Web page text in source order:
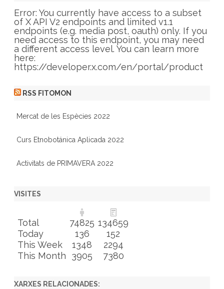
r
i
e
s
Error: You currently have access to a subset
of X API V2 endpoints and limited v1.1
endpoints (e.g. media post, oauth) only. If you
need access to this endpoint, you may need
a different access level. You can learn more
here:
https://developer.x.com/en/portal/product
RSS FITOMON
Mercat de les Espècies 2022
Curs Etnobotánica Aplicada 2022
Activitats de PRIMAVERA 2022
VISITES
Total 74825 134659
Today
136
152
This Week
1348
2294
This Month
3905 7380
XARXES RELACIONADES: